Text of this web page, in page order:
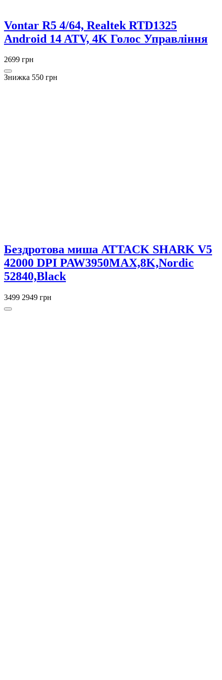
Vontar R5 4/64, Realtek RTD1325
Android 14 ATV, 4K Голос Управління
2699 грн
Знижка 550 грн
Бездротова миша ATTACK SHARK V5
42000 DPI PAW3950MAX,8K,Nordic
52840,Black
3499 2949 грн